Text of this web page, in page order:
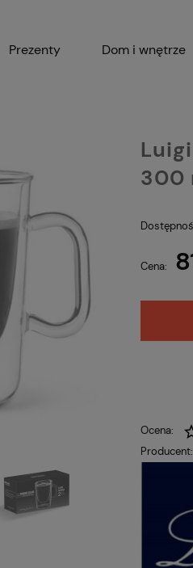
Prezenty Dom i wnętrze
300
Cena:
Ocena:
Producent: